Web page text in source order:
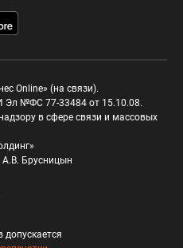
Online» (на связи).
Эл №ФС 77-33484 от 15.10.08.
в сфере связи и массовых
А.В. Брусницын